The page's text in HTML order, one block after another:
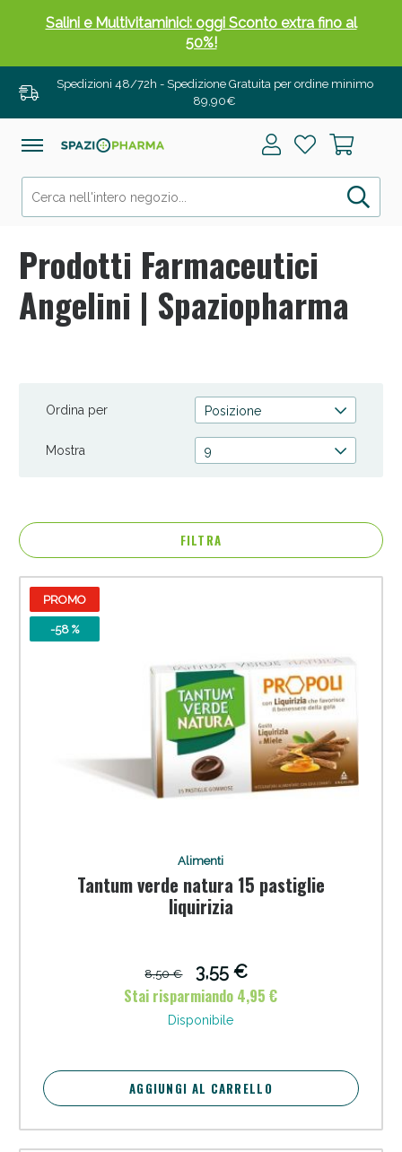
Spedizioni 48/72h - Spedizione Gratuita per ordine minimo
89,90€
Prodotti Farmaceutici
Angelini | Spaziopharma
Ordina per Posizione
Mostra 9
FILTRA
PROMO
-58 %
Alimenti
Tantum verde natura 15 pastiglie
liquirizia
8,50 €
3,55 €
Stai risparmiando 4,95 €
Disponibile
AGGIUNGI AL CARRELLO
Salini e Multivitaminici: oggi Sconto extra fino al
50%!
Anticellulite e Fanghi: Sconto fino al 40% valido
oggi!
Sconto fino al 55% disponibile oggi!